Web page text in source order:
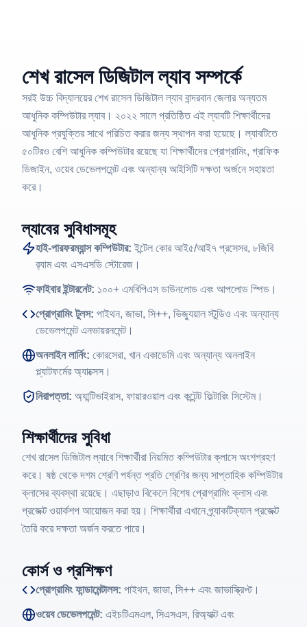
শেখ রাসেল ডিজিটাল ল্যাব সম্পর্কে
সরই উচ্চ বিদ্যালয়ের শেখ রাসেল ডিজিটাল ল্যাব বান্দরবান জেলার অন্যতম
আধুনিক কম্পিউটার ল্যাব। ২০২২ সালে প্রতিষ্ঠিত এই ল্যাবটি শিক্ষার্থীদের
আধুনিক প্রযুক্তির সাথে পরিচিত করার জন্য স্থাপন করা হয়েছে। ল্যাবটিতে
৫০টিরও বেশি আধুনিক কম্পিউটার রয়েছে যা শিক্ষার্থীদের প্রোগ্রামিং, গ্রাফিক
ডিজাইন, ওয়েব ডেভেলপমেন্ট এবং অন্যান্য আইসিটি দক্ষতা অর্জনে সহায়তা
করে।
ল্যাবের সুবিধাসমূহ
হাই-পারফরম্যান্স কম্পিউটার: ইন্টেল কোর আই৫/আই৭ প্রসেসর, ৮জিবি
র‍্যাম এবং এসএসডি স্টোরেজ।
ফাইবার ইন্টারনেট: ১০০+ এমবিপিএস ডাউনলোড এবং আপলোড স্পিড।
প্রোগ্রামিং টুলস: পাইথন, জাভা, সি++, ভিজ্যুয়াল স্টুডিও এবং অন্যান্য
ডেভেলপমেন্ট এনভায়রনমেন্ট।
অনলাইন লার্নিং: কোরসেরা, খান একাডেমি এবং অন্যান্য অনলাইন
প্ল্যাটফর্মের অ্যাক্সেস।
নিরাপত্তা: অ্যান্টিভাইরাস, ফায়ারওয়াল এবং কন্টেন্ট ফিল্টারিং সিস্টেম।
শিক্ষার্থীদের সুবিধা
শেখ রাসেল ডিজিটাল ল্যাবে শিক্ষার্থীরা নিয়মিত কম্পিউটার ক্লাসে অংশগ্রহণ
করে। ষষ্ঠ থেকে দশম শ্রেণি পর্যন্ত প্রতি শ্রেণির জন্য সাপ্তাহিক কম্পিউটার
ক্লাসের ব্যবস্থা রয়েছে। এছাড়াও বিকেলে বিশেষ প্রোগ্রামিং ক্লাস এবং
প্রজেক্ট ওয়ার্কশপ আয়োজন করা হয়। শিক্ষার্থীরা এখানে প্র্যাকটিক্যাল প্রজেক্ট
তৈরি করে দক্ষতা অর্জন করতে পারে।
কোর্স ও প্রশিক্ষণ
প্রোগ্রামিং ফান্ডামেন্টালস: পাইথন, জাভা, সি++ এবং জাভাস্ক্রিপ্ট।
ওয়েব ডেভেলপমেন্ট: এইচটিএমএল, সিএসএস, রিঅ্যাক্ট এবং